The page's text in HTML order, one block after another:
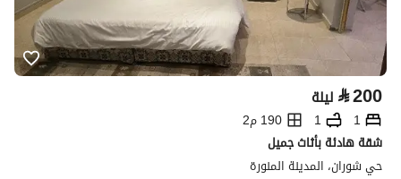
⃁200 ليلة
1
1
190 م2
شقة هادئة بأثاث جميل
حي شوران، المدينة المنورة